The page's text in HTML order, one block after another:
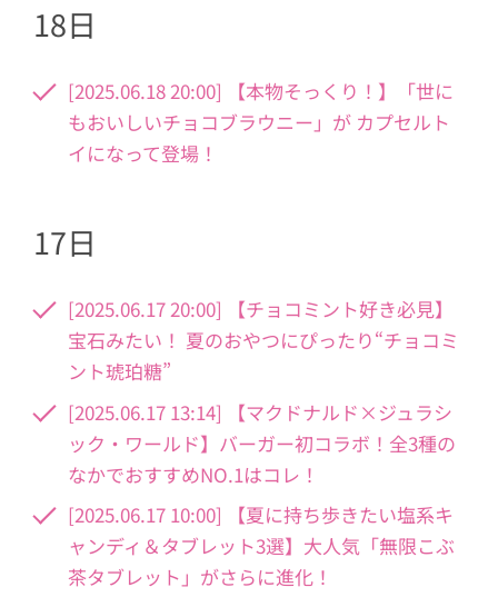
18日
[2025.06.18 20:00] 【本物そっくり！】「世に
もおいしいチョコブラウニー」が カプセルト
イになって登場！
17日
[2025.06.17 20:00] 【チョコミント好き必見】
宝石みたい！ 夏のおやつにぴったり“チョコミ
ント琥珀糖”
[2025.06.17 13:14] 【マクドナルド×ジュラシ
ック・ワールド】バーガー初コラボ！全3種の
なかでおすすめNO.1はコレ！
[2025.06.17 10:00] 【夏に持ち歩きたい塩系キ
ャンディ＆タブレット3選】大人気「無限こぶ
茶タブレット」がさらに進化！